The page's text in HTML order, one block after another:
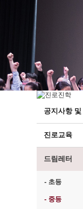
공지사항
진로교육
드림레터
- 초등
- 중등